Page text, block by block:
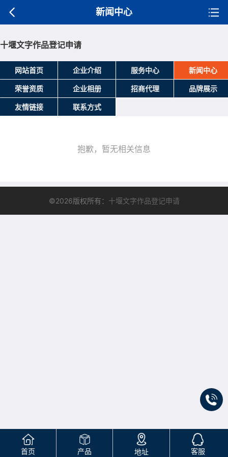
新闻中心
十堰文字作品登记申请
网站首页 企业介绍 服务中心 新闻中心
荣誉资质 企业相册 招商代理 品牌展示
友情链接 联系方式
抱歉，暂无相关信息
©2026版权所有： 十堰文字作品登记申请
首页 产品 地址 客服